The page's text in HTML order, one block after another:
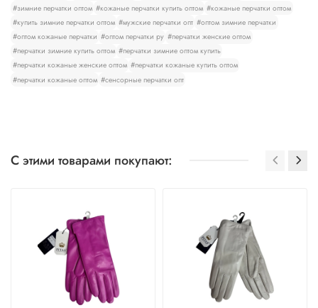
#зимние перчатки оптом #кожаные перчатки купить оптом #кожаные перчатки оптом
#купить зимние перчатки оптом #мужские перчатки опт #оптом зимние перчатки
#оптом кожаные перчатки #оптом перчатки ру #перчатки женские оптом
#перчатки зимние купить оптом #перчатки зимние оптом купить
#перчатки кожаные женские оптом #перчатки кожаные купить оптом
#перчатки кожаные оптом #сенсорные перчатки опт
С этими товарами покупают: